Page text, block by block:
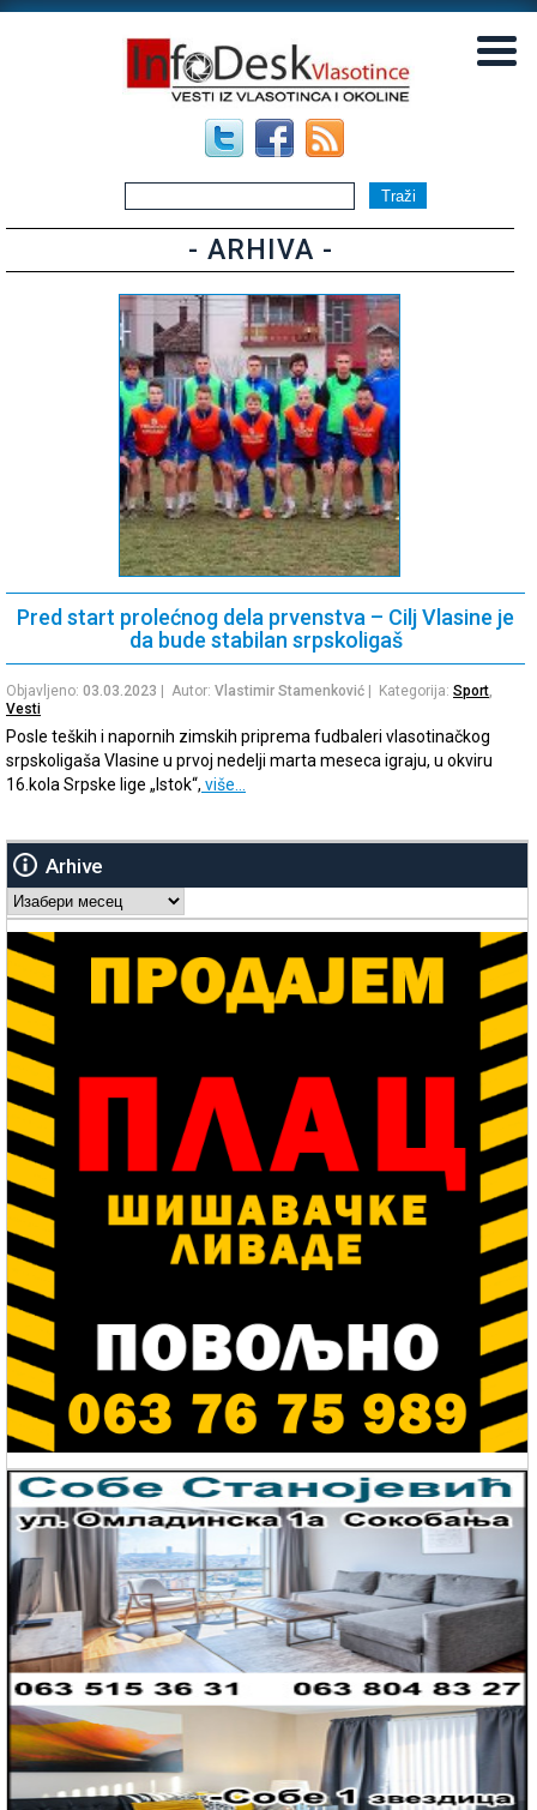
- ARHIVA -
Pred start prolećnog dela prvenstva – Cilj Vlasine je
da bude stabilan srpskoligaš
Objavljeno: 03.03.2023 | Autor: Vlastimir Stamenković | Kategorija: Sport,
Vesti
Posle teških i napornih zimskih priprema fudbaleri vlasotinačkog
srpskoligaša Vlasine u prvoj nedelji marta meseca igraju, u okviru
16.kola Srpske lige „Istok“, više…
Arhive
Arhive